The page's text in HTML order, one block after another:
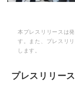
本プレスリリースは
す。また、プレスリ
します。
プレスリリー